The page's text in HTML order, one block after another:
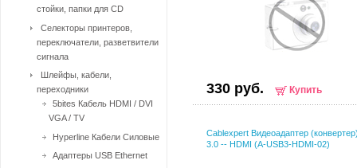
330 руб. Купить
Cablexpert Видеоадаптер
3.0 -- HDMI (A-USB3-HDMI-02)
стойки, папки для CD
Селекторы принтеров,
переключатели, разветвители
сигнала
Шлейфы, кабели,
переходники
5bites Кабель HDMI / DVI
VGA / TV
Hyperline Кабели Силовые
Адаптеры USB Ethernet